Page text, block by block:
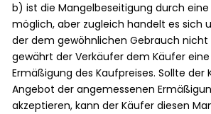
b) ist die Mangelbeseitigung durch
möglich, aber zugleich handelt es sich
der dem gewöhnlichen Gebrauch nicht
gewährt der Verkäufer dem Käufer
Ermäßigung des Kaufpreises. Sollte der
Angebot der angemessenen
akzeptieren, kann der Käufer diesen